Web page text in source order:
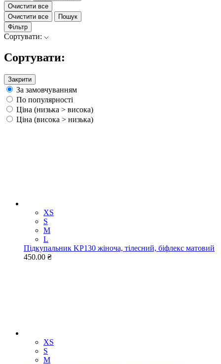
Очистити все
Очистити все
Пошук
Фільтр
Сортувати:
Сортувати:
Закрити
За замовчуванням
По популярності
Ціна (низька > висока)
Ціна (висока > низька)
XS
S
M
L
Підкупальник KP130 жіноча, тілесний, біфлекс матовий
450.00 ₴
XS
S
M